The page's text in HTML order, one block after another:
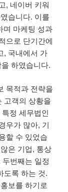
, 네이버 키워
습니다. 이를
며 마케팅 성과
으로 단기간에
, 국내에서 가
하였습니다.
목적과 전략을
고객의 상황을
정 세무법인
우가 많아, 기
할 수 있었습
은 기업, 통상
번째는 일정
도록 하는 것.
보를 하기로